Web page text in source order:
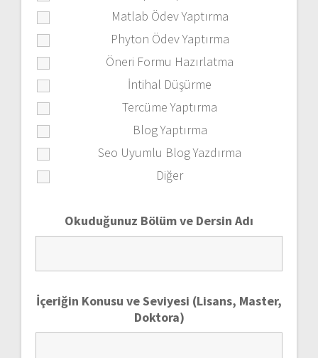
Matlab Ödev Yaptırma
Phyton Ödev Yaptırma
Öneri Formu Hazırlatma
İntihal Düşürme
Tercüme Yaptırma
Blog Yaptırma
Seo Uyumlu Blog Yazdırma
Diğer
Okuduğunuz Bölüm ve Dersin Adı
İçeriğin Konusu ve Seviyesi (Lisans, Master,
Doktora)